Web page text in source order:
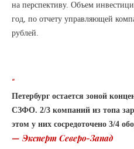
на перспективу. Объем
год, по отчету управляющей
рублей.
“
Петербург остается зоной
СЗФО. 2/3 компаний из топа
этом у них сосредоточено 3/4
— Эксперт Северо-Запад